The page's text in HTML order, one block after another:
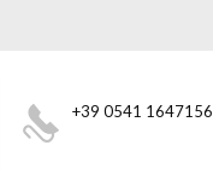
+39 0541 1647156